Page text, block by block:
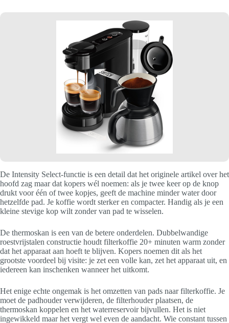
De Intensity Select-functie is een detail dat het originele artikel over het
hoofd zag maar dat kopers wél noemen: als je twee keer op de knop
drukt voor één of twee kopjes, geeft de machine minder water door
hetzelfde pad. Je koffie wordt sterker en compacter. Handig als je een
kleine stevige kop wilt zonder van pad te wisselen.
De thermoskan is een van de betere onderdelen. Dubbelwandige
roestvrijstalen constructie houdt filterkoffie 20+ minuten warm zonder
dat het apparaat aan hoeft te blijven. Kopers noemen dit als het
grootste voordeel bij visite: je zet een volle kan, zet het apparaat uit, en
iedereen kan inschenken wanneer het uitkomt.
Het enige echte ongemak is het omzetten van pads naar filterkoffie. Je
moet de padhouder verwijderen, de filterhouder plaatsen, de
thermoskan koppelen en het waterreservoir bijvullen. Het is niet
ingewikkeld maar het vergt wel even de aandacht. Wie constant tussen